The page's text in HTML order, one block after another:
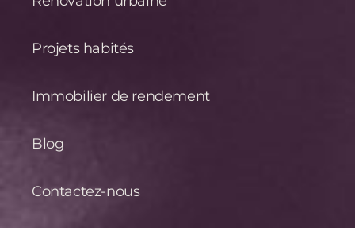
Projets habités
Immobilier de rendement
Blog
Contactez-nous